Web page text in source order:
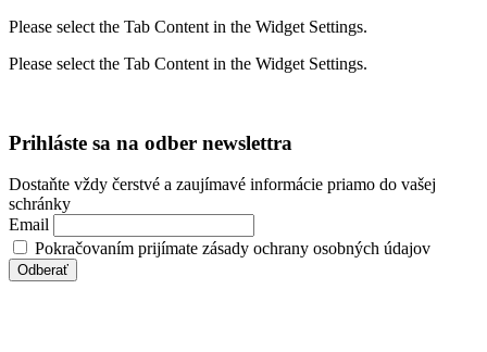
Please select the Tab Content in the Widget Settings.
Please select the Tab Content in the Widget Settings.
Prihláste sa na odber newslettra
Dostaňte vždy čerstvé a zaujímavé informácie priamo do vašej
schránky
Email
Pokračovaním prijímate zásady ochrany osobných údajov